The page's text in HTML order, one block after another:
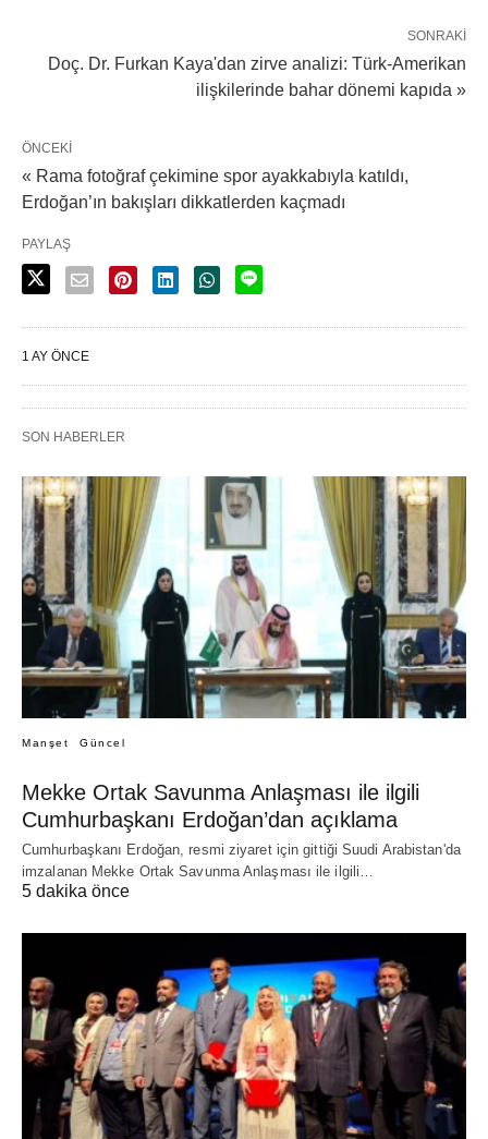
SONRAKI
Doç. Dr. Furkan Kaya'dan zirve analizi: Türk-Amerikan
ilişkilerinde bahar dönemi kapıda »
ÖNCEKI
« Rama fotoğraf çekimine spor ayakkabıyla katıldı,
Erdoğan’ın bakışları dikkatlerden kaçmadı
PAYLAŞ
1 AY ÖNCE
SON HABERLER
Manşet Güncel
Mekke Ortak Savunma Anlaşması ile ilgili
Cumhurbaşkanı Erdoğan’dan açıklama
Cumhurbaşkanı Erdoğan, resmi ziyaret için gittiği Suudi Arabistan'da
imzalanan Mekke Ortak Savunma Anlaşması ile ilgili…
5 dakika önce